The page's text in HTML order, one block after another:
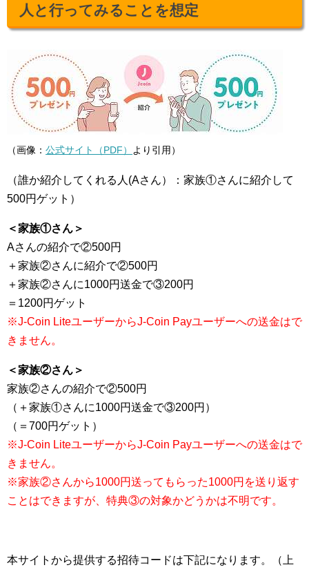
人と行ってみることを想定
（画像： 公式サイト（PDF） より引用）
（誰か紹介してくれる人(Aさん）：家族①さんに紹介して
500円ゲット）
＜家族①さん＞
Aさんの紹介で②500円
＋家族②さんに紹介で②500円
＋家族②さんに1000円送金で③200円
＝1200円ゲット
※J-Coin LiteユーザーからJ-Coin Payユーザーへの送金はで
きません。
＜家族②さん＞
家族②さんの紹介で②500円
（＋家族①さんに1000円送金で③200円）
（＝700円ゲット）
※J-Coin LiteユーザーからJ-Coin Payユーザーへの送金はで
きません。
※家族②さんから1000円送ってもらった1000円を送り返す
ことはできますが、特典③の対象かどうかは不明です。
本サイトから提供する招待コードは下記になります。（上